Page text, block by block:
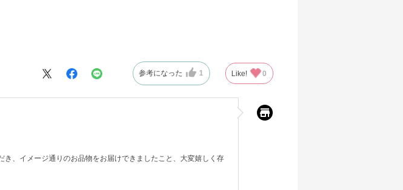
参考になった 1 Like! 0
、イメージ通りのお品物をお届けできましたこと、大変嬉しく存